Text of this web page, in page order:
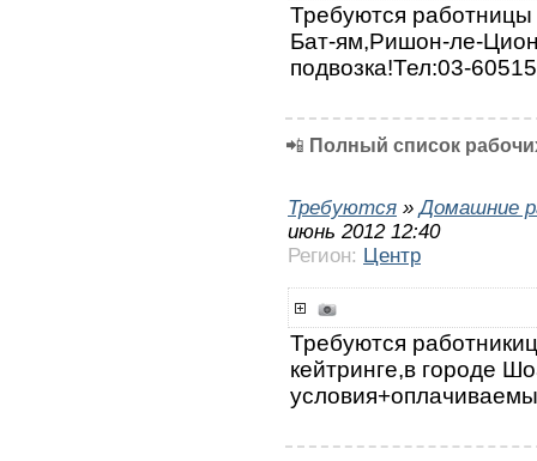
Требуются работницы
Бат-ям,Ришон-ле-
подвозка!Тел:03-
📲 Полный список
Требуются »Домашние
июнь 2012 12:40
Регион: Центр
Требуются
кейтринге,в городе